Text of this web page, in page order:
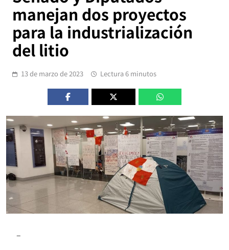
manejan dos proyectos
para la industrialización
del litio
13 de marzo de 2023 Lectura 6 minutos
–